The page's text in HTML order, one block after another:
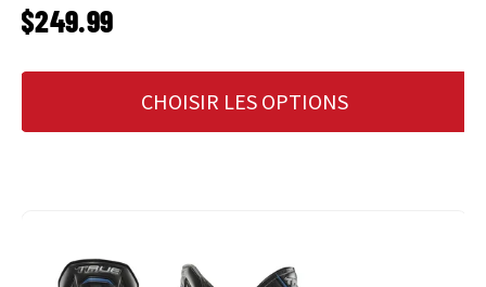
PRIX HABITUEL
$249.99
CHOISIR LES OPTIONS